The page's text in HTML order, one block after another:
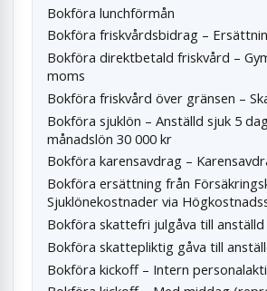
Bokföra lunchförmån
Bokföra friskvårdsbidrag –
Bokföra direktbetald friskvård –
moms
Bokföra friskvård över gränsen –
Bokföra sjuklön – Anställd sjuk 5
månadslön 30 000 kr
Bokföra karensavdrag –
Bokföra ersättning från
Sjuklönekostnader via
Bokföra skattefri julgåva till anställd
Bokföra skattepliktig gåva till
Bokföra kickoff – Intern